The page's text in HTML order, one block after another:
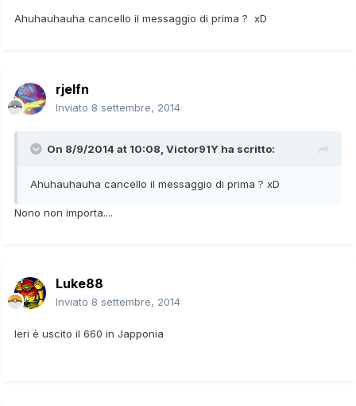
Ahuhauhauha cancello il messaggio di prima ? xD
rjelfn
Inviato 8 settembre, 2014
On 8/9/2014 at 10:08, Victor91Y ha scritto:
Ahuhauhauha cancello il messaggio di prima ? xD
Nono non importa....
Luke88
Inviato 8 settembre, 2014
Ieri è uscito il 660 in Japponia